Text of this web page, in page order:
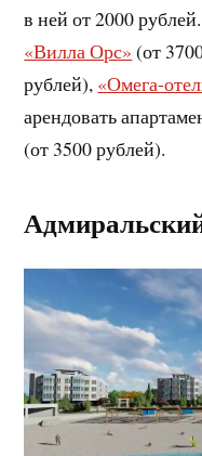
в ней от 2000
«Вилла Орс» (от
рублей), «Омега-
арендовать
(от 3500 рублей).